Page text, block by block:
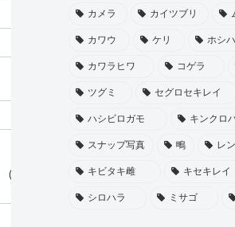
(人,動物,鳥,昆虫,
カメラ カイツブリ
カワウ ケリ ホシ
カワラヒワ コゲラ
ツグミ セグロセキレイ
ハシビロガモ キンクロ
スナップ写真 鴫 レ
キビタキ雌 キセキレイ
シロハラ ミサゴ